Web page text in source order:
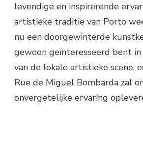
levendige en inspirerende
artistieke traditie van Porto
nu een doorgewinterde
gewoon geïnteresseerd bent
van de lokale artistieke scene,
Rue de Miguel Bombarda zal
onvergetelijke ervaring